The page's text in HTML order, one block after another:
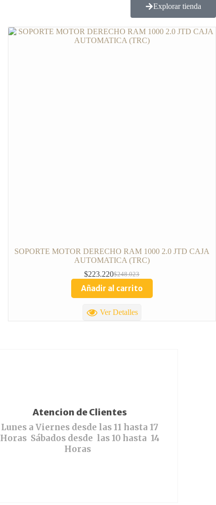
Explorar tienda
SOPORTE MOTOR DERECHO RAM 1000 2.0 JTD CAJA
AUTOMATICA (TRC)
$248.023
$223.220
Añadir al carrito
Ver Detalles
Atencion de Clientes
Lunes a Viernes desde las 11 hasta 17
Horas Sábados desde las 10 hasta 14
Horas